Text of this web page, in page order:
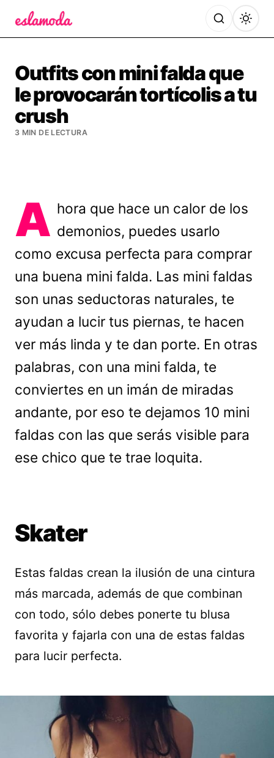
Outfits con mini falda que
le provocarán tortícolis a tu
crush
3 MIN DE LECTURA
A hora que hace un calor de los
demonios, puedes usarlo
como excusa perfecta para comprar
una buena mini falda. Las mini faldas
son unas seductoras naturales, te
ayudan a lucir tus piernas, te hacen
ver más linda y te dan porte. En otras
palabras, con una mini falda, te
conviertes en un imán de miradas
andante, por eso te dejamos 10 mini
faldas con las que serás visible para
ese chico que te trae loquita.
Skater
Estas faldas crean la ilusión de una cintura
más marcada, además de que combinan
con todo, sólo debes ponerte tu blusa
favorita y fajarla con una de estas faldas
para lucir perfecta.